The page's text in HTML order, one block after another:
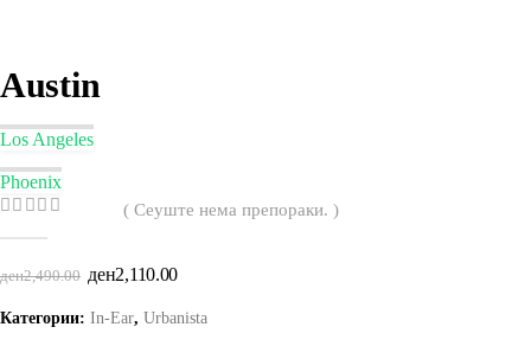
Austin
Los Angeles
Phoenix
( Сеуште нема препораки. )
ден2,490.00 Original
was:
ден2,110.00Current
is:
Категории: In-Ear, Urbanista